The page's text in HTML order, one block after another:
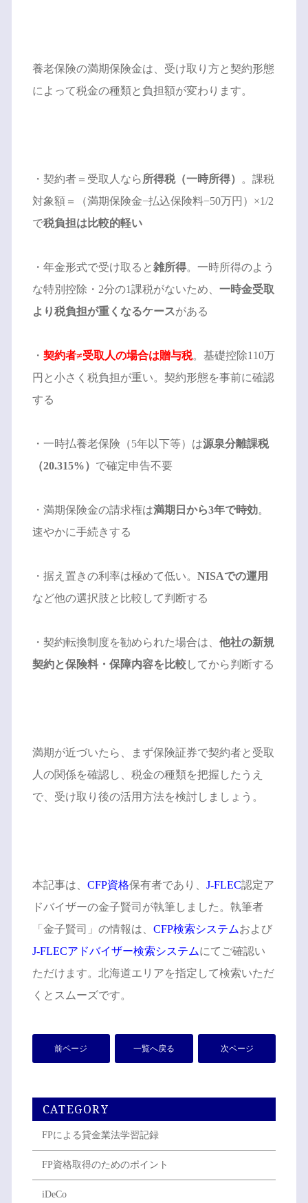
養老保険の満期保険金は、受け取り方と契約形態
によって税金の種類と負担額が変わります。
・契約者＝受取人なら 所得税（一時所得）
。課税
対象額＝（満期保険金−払込保険料−50万円）×1/2
で税負担は比較的軽い
・年金形式で受け取ると雑所得。一時所得のよう
な特別控除・2分の1課税がないため、 一時金受取
より税負担が重くなるケースがある
・ 契約者≠受取人の場合は贈与税。基礎控除110万
円と小さく税負担が重い。契約形態を事前に確認
する
・一時払養老保険（5年以下等）は源泉分離課税
（20.315%） で確定申告不要
・満期保険金の請求権は満期日から3年で時効。
速やかに手続きする
・据え置きの利率は極めて低い。 NISAでの運用
など他の選択肢と比較して判断する
・契約転換制度を勧められた場合は、 他社の新規
契約と保険料・保障内容を比較してから判断する
満期が近づいたら、まず保険証券で契約者と受取
人の関係を確認し、税金の種類を把握したうえ
で、受け取り後の活用方法を検討しましょう。
本記事は、 CFP資格保有者であり、 J-FLEC認定ア
ドバイザーの金子賢司が執筆しました。執筆者
「金子賢司」の情報は、 CFP検索システムおよび
J-FLECアドバイザー検索システムにてご確認い
ただけます。北海道エリアを指定して検索いただ
くとスムーズです。
前ページ 一覧へ戻る 次ページ
CATEGORY
FPによる貸金業法学習記録
FP資格取得のためのポイント
iDeCo